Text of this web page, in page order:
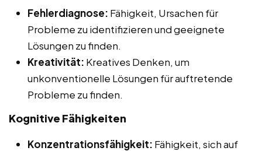
Fehlerdiagnose: Fähigkeit, Ursachen für
Probleme zu identifizieren und geeignete
Lösungen zu finden.
Kreativität: Kreatives Denken, um
unkonventionelle Lösungen für auftretende
Probleme zu finden.
Kognitive Fähigkeiten
Konzentrationsfähigkeit: Fähigkeit, sich auf